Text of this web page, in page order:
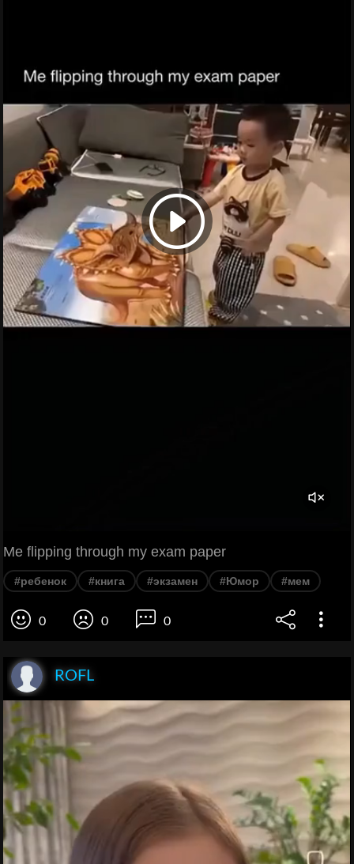
Me flipping through my exam paper
#ребенок #книга #экзамен #Юмор #мем
0 0 0
ROFL